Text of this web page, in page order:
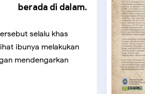
berada di dalam.
selalu khas
ibunya melakukan
mendengarkan